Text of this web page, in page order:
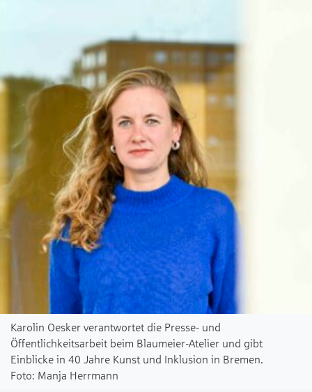
Karolin Oesker verantwortet die Presse- und
Öffentlichkeitsarbeit beim Blaumeier-Atelier und gibt
Einblicke in 40 Jahre Kunst und Inklusion in Bremen.
Manja Herrmann